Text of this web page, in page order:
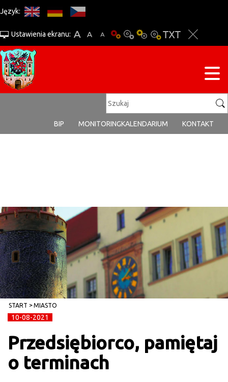
Język:
Ustawienia ekranu:
BIP MONITORINGKALENDARIUM KONTAKT
START MIASTO
10-08-2021
Przedsiębiorco, pamiętaj
o terminach